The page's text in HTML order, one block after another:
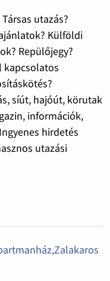
utazás?
Külföldi
Repülőjegy?
kapcsolatos
síút, hajóút, körutak
információk,
hirdetés
utazási